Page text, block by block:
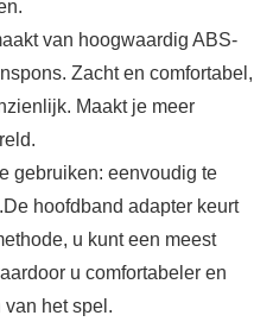
van hoogwaardig ABS-
Zacht en comfortabel,
Maakt je meer
gebruiken: eenvoudig te
hoofdband adapter keurt
u kunt een meest
u comfortabeler en
het spel.